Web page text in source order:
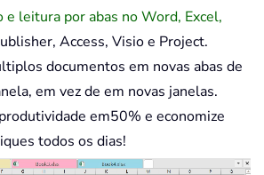
e leitura por abas no Word, Excel,
Access, Visio e Project.
documentos em novas abas de
em vez de em novas janelas.
em50% e economize
todos os dias!